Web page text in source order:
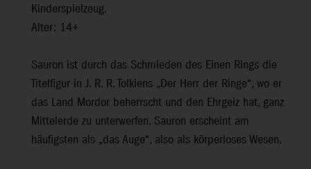
Kinderspielzeug.
Alter: 14+
Sauron ist durch das Schmieden des Einen Rings die
Titelfigur in J. R. R. Tolkiens „Der Herr der Ringe“, wo er
das Land Mordor beherrscht und den Ehrgeiz hat, ganz
Mittelerde zu unterwerfen. Sauron erscheint am
häufigsten als „das Auge“, also als körperloses Wesen.